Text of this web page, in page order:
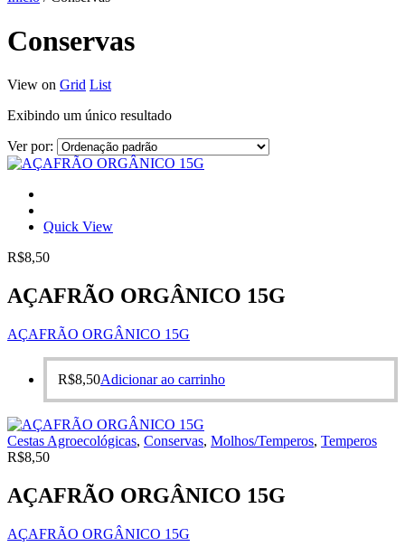
Conservas
View on Grid List
Exibindo um único resultado
Ver por:
Quick View
R$8,50
AÇAFRÃO ORGÂNICO 15G
AÇAFRÃO ORGÂNICO 15G
R$8,50Adicionar ao carrinho
Cestas Agroecológicas, Conservas, Molhos/Temperos, Temperos
R$8,50
AÇAFRÃO ORGÂNICO 15G
AÇAFRÃO ORGÂNICO 15G